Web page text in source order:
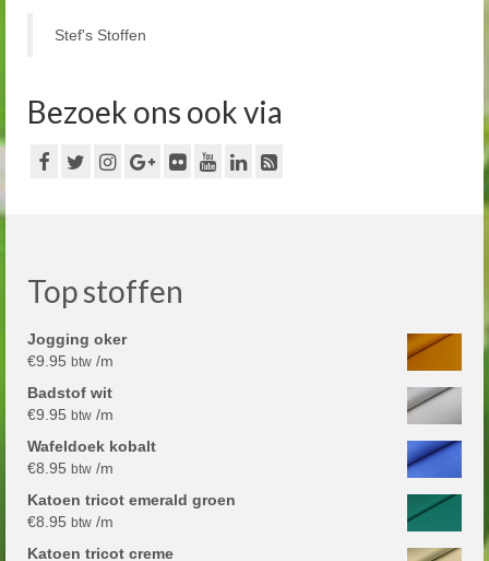
Stef's Stoffen
Bezoek ons ook via
Top stoffen
Jogging oker
€9.95 btw /m
Badstof wit
€9.95 btw /m
Wafeldoek kobalt
€8.95 btw /m
Katoen tricot emerald groen
€8.95 btw /m
Katoen tricot creme